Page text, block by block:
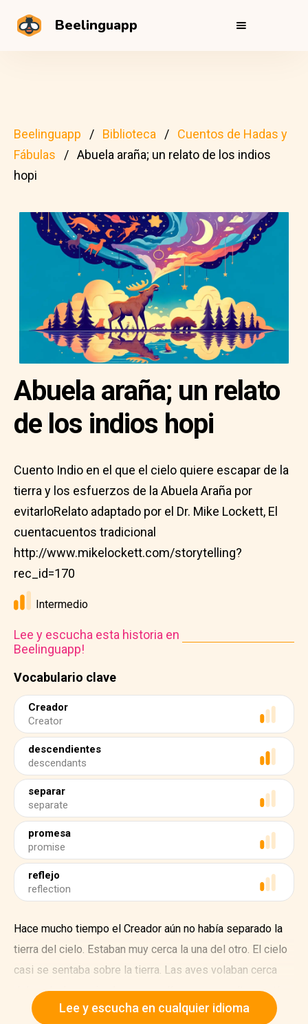
Beelinguapp
Beelinguapp Biblioteca
Cuentos de Hadas y
Fábulas
Abuela araña; un relato de los indios
hopi
Vocabulario clave
Creador
Creator
descendientes
descendants
separar
separate
promesa
promise
reflejo
reflection
Abuela araña; un relato
de los indios hopi
Cuento Indio en el que el cielo quiere escapar de la
tierra y los esfuerzos de la Abuela Araña por
evitarloRelato adaptado por el Dr. Mike Lockett, El
cuentacuentos tradicional
http://www.mikelockett.com/storytelling?
rec_id=170
Intermedio
Lee y escucha esta historia en
Beelinguapp!
Hace mucho tiempo el Creador aún no había separado la
tierra del cielo. Estaban muy cerca la una del otro. El cielo
casi se sentaba sobre la tierra. Las aves volaban cerca
del suelo. Los animales que podían correr y saltar sentían
que estaban volando.
Lee y escucha en cualquier idioma